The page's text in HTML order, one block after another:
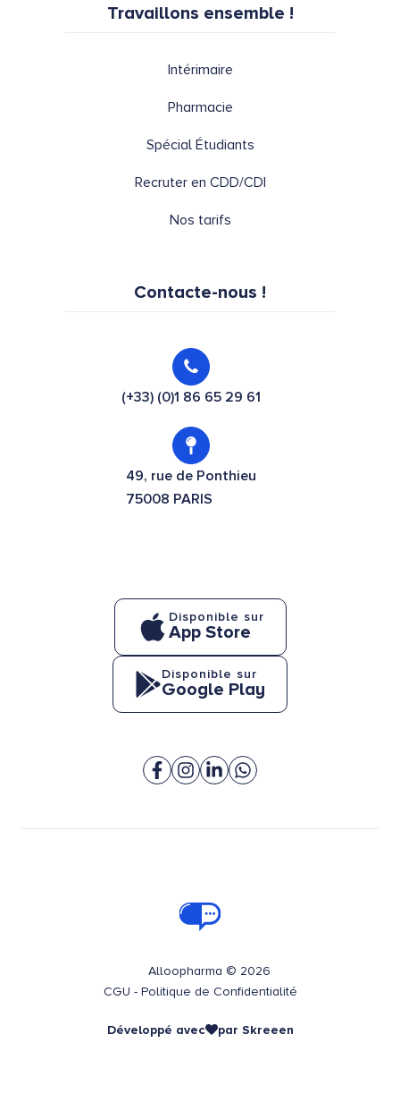
Travaillons ensemble !
Intérimaire
Pharmacie
Spécial Étudiants
Recruter en CDD/CDI
Nos tarifs
Contacte-nous !
(+33) (0)1 86 65 29 61
49, rue de Ponthieu
75008 PARIS
Disponible sur
App Store
Disponible sur
Google Play
Alloopharma © 2026
CGU - Politique de Confidentialité
Développé avec par Skreeen